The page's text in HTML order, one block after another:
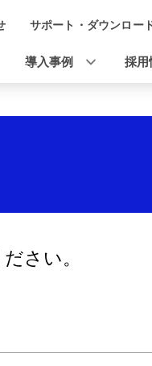
サポート・ダウンロー
導入事例 採用
さい。